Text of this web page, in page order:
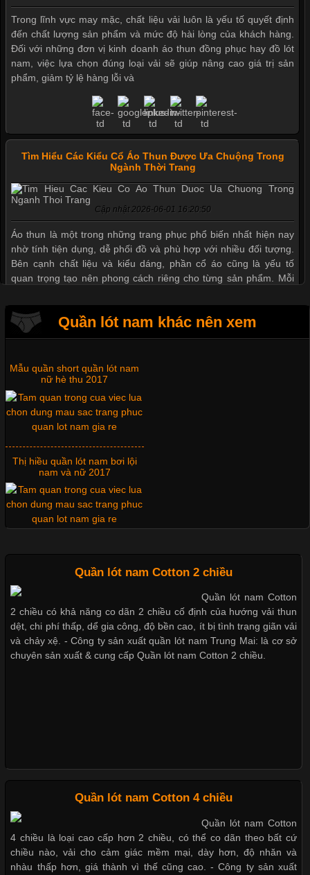
Trong lĩnh vực may mặc, chất liệu vải luôn là yếu tố quyết định
đến chất lượng sản phẩm và mức độ hài lòng của khách hàng.
Đối với những đơn vị kinh doanh áo thun đồng phục hay đồ lót
nam, việc lựa chọn đúng loại vải sẽ giúp nâng cao giá trị sản
phẩm, giảm tỷ lệ hàng lỗi và
Tìm Hiểu Các Kiểu Cổ Áo Thun Được Ưa Chuộng Trong
Ngành Thời Trang
Cập nhật 2026-06-01 16:20:50
Áo thun là một trong những trang phục phổ biến nhất hiện nay
nhờ tính tiện dụng, dễ phối đồ và phù hợp với nhiều đối tượng.
Bên cạnh chất liệu và kiểu dáng, phần cổ áo cũng là yếu tố
quan trọng tạo nên phong cách riêng cho từng sản phẩm. Mỗi
Những Mẫu Áo Thun Đồng Phục Công Ty Được Ưa
Cập nhật 2026-06-01 14:23:34
Trong môi trường kinh doanh hiện đại, việc xây dựng hình ảnh
chuyên nghiệp đóng vai trò quan trọng đối với sự phát triển của
doanh nghiệp. Một trong những giải pháp hiệu quả được nhiều
đơn vị lựa chọn hiện nay là sử dụng áo thun đồng phục công ty.
Không chỉ giúp tạo sự đồng bộ, áo thun
Chất Liệu Lycra Có Gì Đặc Biệt Trong Ngành Thời Trang?
Cập nhật 2026-05-27 17:03:46
Vải Lycra Là Gì? Chất Liệu Co Giãn Được Ưa Chuộng Trong
Ngành May Mặc Trong ngành thời trang hiện đại, các loại vải có
Trong những năm gần đây, vải Bamboo đang trở thành một
trong những chất liệu được yêu thích trong ngành thời trang
nhờ đặc tính mềm mại, thoáng khí và thân thiện với môi trường.
Quần lót nam khác nên xem
Mẫu quần short quần lót nam
nữ hè thu 2017
Thị hiều quần lót nam bơi lội
nam và nữ 2017
Xu hướng thời trang trẻ và
quần lót nam giá sỉ
Giặt và bảo quản quần lót nam
đúng cách
Những mẩu quần lót nam
thông dụng hiện nay
Quần lót nam Cotton 2 chiều
Quần lót nam Cotton
2 chiều có khả năng co dãn 2 chiều cố định của hướng vải thun
dệt, chi phí thấp, dể gia công, độ bền cao, ít bị tình trạng giãn vải
và chảy xệ. - Công ty sản xuất quần lót nam Trung Mai: là cơ sở
chuyên sản xuất & cung cấp Quần lót nam Cotton 2 chiều.
Quần lót nam Cotton 4 chiều
Quần lót nam Cotton
4 chiều là loại cao cấp hơn 2 chiều, có thể co dãn theo bất cứ
chiều nào, vải cho cảm giác mềm mại, dày hơn, độ nhăn và
nhàu thấp hơn, giá thành vì thế cũng cao. - Công ty sản xuất